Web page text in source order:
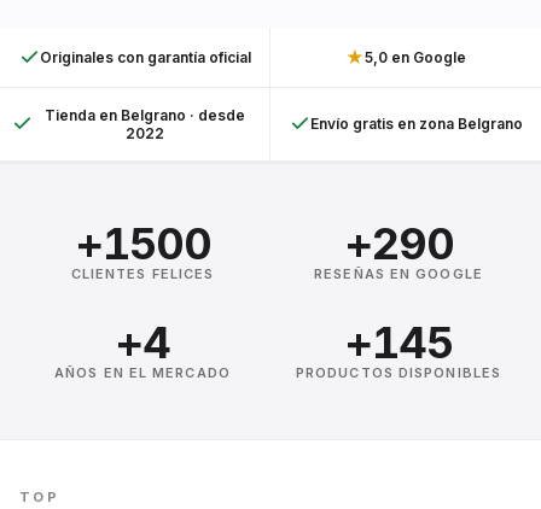
Originales con garantía oficial ★5,0 en Google
Tienda en Belgrano · desde
2022
Envío gratis en zona Belgrano
+1500
CLIENTES FELICES
+290
RESEÑAS EN GOOGLE
+4
AÑOS EN EL MERCADO
+145
PRODUCTOS DISPONIBLES
TOP